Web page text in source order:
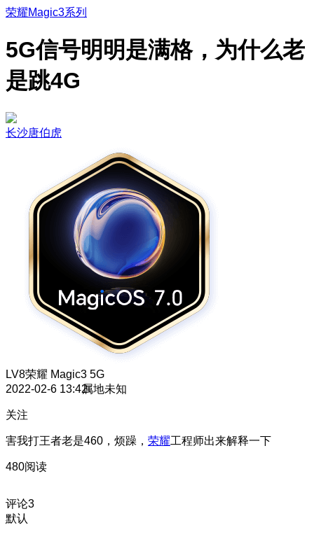
荣耀Magic3系列
5G信号明明是满格，为什么老
是跳4G
长沙唐伯虎
LV8荣耀 Magic3 5G
2022-02-6 13:42属地未知
关注
害我打王者老是460，烦躁， 荣耀工程师出来解释一下
480阅读
评论3
默认